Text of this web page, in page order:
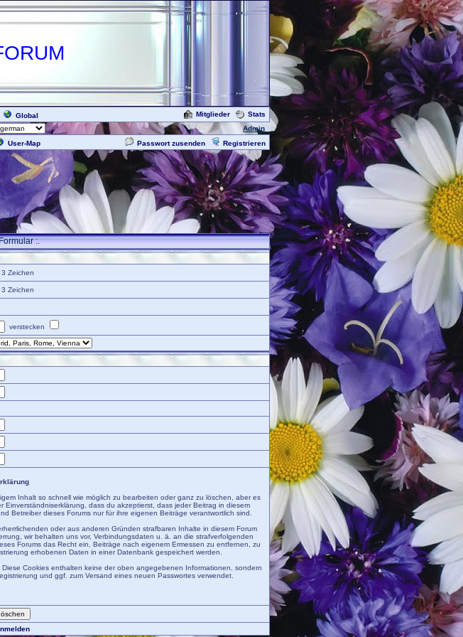
Global Mitglieder
Stats
Admin
User-Map Passwort zusenden Registrieren
:.
3 Zeichen
3 Zeichen
verstecken
Inhalt so schnell wie möglich zu bearbeiten oder ganz zu löschen, aber es
dass du akzeptierst, dass jeder Beitrag in diesem
Betreiber dieses Forums nur für ihre eigenen Beiträge verantwortlich sind.
oder aus anderen Gründen strafbaren Inhalte in diesem Forum
wir behalten uns vor, Verbindungsdaten u. ä. an die strafverfolgenden
Forums das Recht ein, Beiträge nach eigenem Ermessen zu entfernen, zu
erhobenen Daten in einer Datenbank gespeichert werden.
Cookies enthalten keine der oben angegebenen Informationen, sondern
und ggf. zum Versand eines neuen Passwortes verwendet.